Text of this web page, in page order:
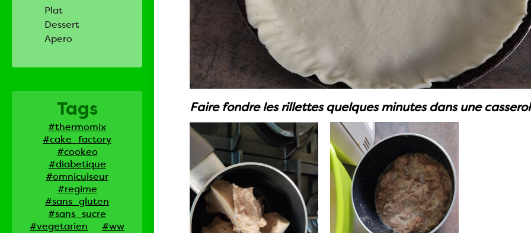
Plat
Dessert
Apero
Tags
#thermomix
#cake_factory
#cookeo
#diabetique
#omnicuiseur
#regime
#sans_gluten
#sans_sucre
#vegetarien
#ww
Faire fondre les rillettes quelques minutes dans une